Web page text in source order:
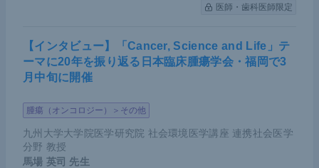
医師・歯科医師限定
【インタビュー】「Cancer, Science and Life」テ
ーマに20年を振り返る日本臨床腫瘍学会・福岡で3
月中旬に開催
腫瘍（オンコロジー）＞その他
九州大学大学院医学研究院 社会環境医学講座 連携社会医学
分野 教授
馬場 英司 先生